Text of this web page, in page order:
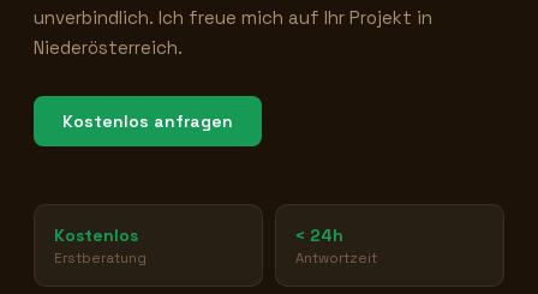
unverbindlich. Ich freue mich auf Ihr Projekt in
Niederösterreich.
Kostenlos anfragen
Kostenlos
Erstberatung
< 24h
Antwortzeit